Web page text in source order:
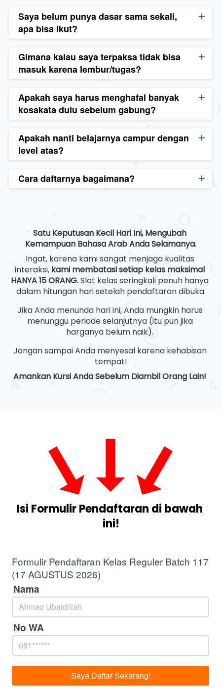
Saya belum punya dasar sama sekali,
apa bisa ikut?
Gimana kalau saya terpaksa tidak bisa
masuk karena lembur/tugas?
Apakah saya harus menghafal banyak
kosakata dulu sebelum gabung?
Apakah nanti belajarnya campur dengan
level atas?
Cara daftarnya bagaimana?
Satu Keputusan Kecil Hari Ini, Mengubah
Kemampuan Bahasa Arab Anda Selamanya.
Ingat, karena kami sangat menjaga kualitas
interaksi, kami membatasi setiap kelas maksimal
HANYA 15 ORANG. Slot kelas seringkali penuh hanya
dalam hitungan hari setelah pendaftaran dibuka.
Jika Anda menunda hari ini, Anda mungkin harus
menunggu periode selanjutnya (itu pun jika
harganya belum naik).
Jangan sampai Anda menyesal karena kehabisan
tempat!
Amankan Kursi Anda Sebelum Diambil Orang Lain!
Isi Formulir Pendaftaran di bawah
ini!
Formulir Pendaftaran Kelas Reguler Batch 117
(17 AGUSTUS 2026)
Nama
No WA
`
Saya Daftar Sekarang!